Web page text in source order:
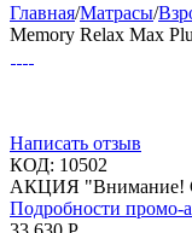
Главная/Матрасы/
Memory Relax Max
Написать отзыв
КОД: 10502
АКЦИЯ "Внимание!
Подробности промо-